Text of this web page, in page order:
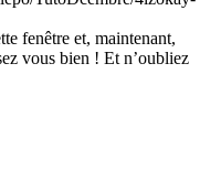
fenêtre et, maintenant,
vous bien ! Et n’oubliez